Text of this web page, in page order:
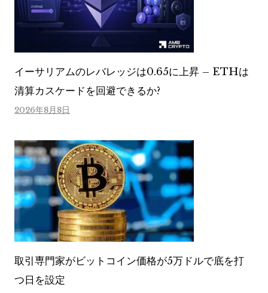
イーサリアムのレバレッジは0.65に上昇 – ETHは
清算カスケードを回避できるか?
2026年8月8日
取引専門家がビットコイン価格が5万ドルで底を打
つ日を設定